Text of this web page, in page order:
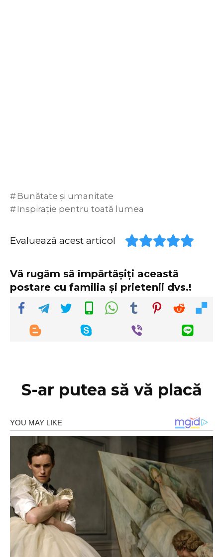
Bunătate și umanitate
Inspirație pentru toată lumea
Evaluează acest articol
Vă rugăm să împărtășiți această
postare cu familia și prietenii dvs.!
S-ar putea să vă placă